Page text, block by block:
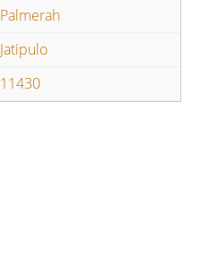
Palmerah
Jatipulo
11430